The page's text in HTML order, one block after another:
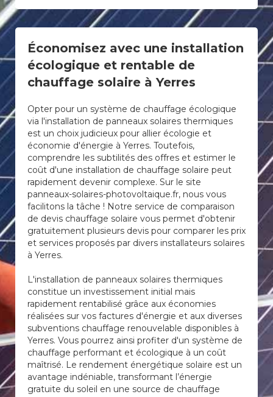
Économisez avec une installation
écologique et rentable de
chauffage solaire à Yerres
Opter pour un système de chauffage écologique
via l'installation de panneaux solaires thermiques
est un choix judicieux pour allier écologie et
économie d'énergie à Yerres. Toutefois,
comprendre les subtilités des offres et estimer le
coût d'une installation de chauffage solaire peut
rapidement devenir complexe. Sur le site
panneaux-solaires-photovoltaique.fr, nous vous
facilitons la tâche ! Notre service de comparaison
de devis chauffage solaire vous permet d'obtenir
gratuitement plusieurs devis pour comparer les prix
et services proposés par divers installateurs solaires
à Yerres.
L'installation de panneaux solaires thermiques
constitue un investissement initial mais
rapidement rentabilisé grâce aux économies
réalisées sur vos factures d'énergie et aux diverses
subventions chauffage renouvelable disponibles à
Yerres. Vous pourrez ainsi profiter d'un système de
chauffage performant et écologique à un coût
maîtrisé. Le rendement énergétique solaire est un
avantage indéniable, transformant l’énergie
gratuite du soleil en une source de chauffage